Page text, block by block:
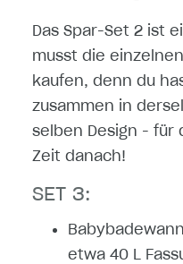
Das Spar-Set 2 ist
musst die
kaufen, denn du
zusammen in
selben Design - für
Zeit danach!
SET 3:
etwa 40 L